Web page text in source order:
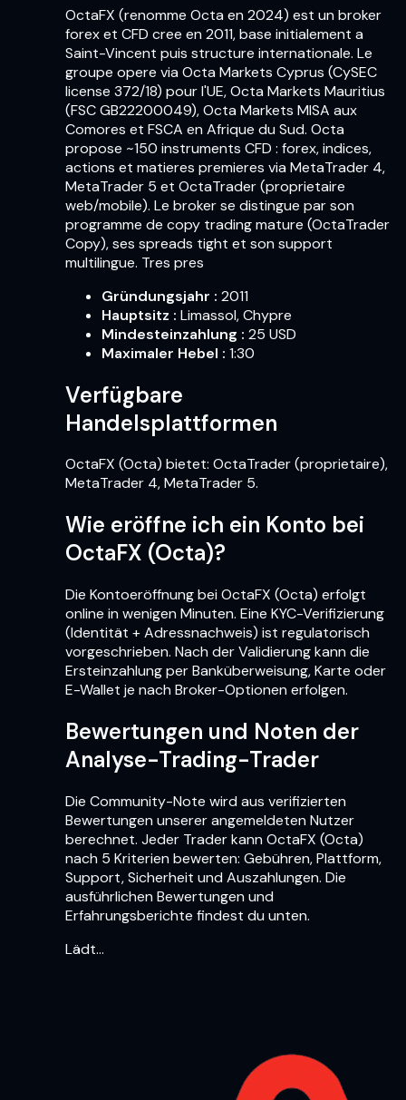
OctaFX (renomme Octa en 2024) est un broker
forex et CFD cree en 2011, base initialement a
Saint-Vincent puis structure internationale. Le
groupe opere via Octa Markets Cyprus (CySEC
license 372/18) pour l'UE, Octa Markets Mauritius
(FSC GB22200049), Octa Markets MISA aux
Comores et FSCA en Afrique du Sud. Octa
propose ~150 instruments CFD : forex, indices,
actions et matieres premieres via MetaTrader 4,
MetaTrader 5 et OctaTrader (proprietaire
web/mobile). Le broker se distingue par son
programme de copy trading mature (OctaTrader
Copy), ses spreads tight et son support
multilingue. Tres pres
Gründungsjahr : 2011
Hauptsitz : Limassol, Chypre
Mindesteinzahlung : 25 USD
Maximaler Hebel : 1:30
Verfügbare
Handelsplattformen
OctaFX (Octa) bietet: OctaTrader (proprietaire),
MetaTrader 4, MetaTrader 5.
Wie eröffne ich ein Konto bei
OctaFX (Octa)?
Die Kontoeröffnung bei OctaFX (Octa) erfolgt
online in wenigen Minuten. Eine KYC-Verifizierung
(Identität + Adressnachweis) ist regulatorisch
vorgeschrieben. Nach der Validierung kann die
Ersteinzahlung per Banküberweisung, Karte oder
E-Wallet je nach Broker-Optionen erfolgen.
Bewertungen und Noten der
Analyse-Trading-Trader
Die Community-Note wird aus verifizierten
Bewertungen unserer angemeldeten Nutzer
berechnet. Jeder Trader kann OctaFX (Octa)
nach 5 Kriterien bewerten: Gebühren, Plattform,
Support, Sicherheit und Auszahlungen. Die
ausführlichen Bewertungen und
Erfahrungsberichte findest du unten.
Lädt…